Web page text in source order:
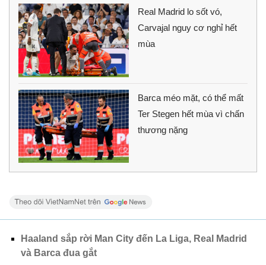
Real Madrid lo sốt vó,
Carvajal nguy cơ nghỉ hết
mùa
Barca méo mặt, có thể mất
Ter Stegen hết mùa vì chấn
thương nặng
Haaland sắp rời Man City đến La Liga, Real Madrid
và Barca đua gắt